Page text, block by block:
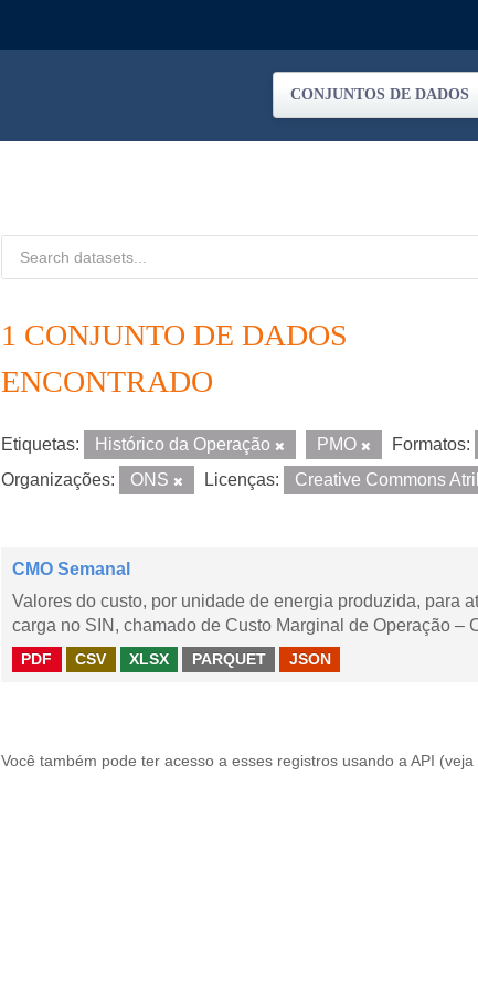
CONJUNTOS DE DADOS
1 CONJUNTO DE DADOS
ENCONTRADO
Etiquetas: Histórico da Operação PMO Formatos:
Organizações:
ONS Licenças: Creative Commons
CMO Semanal
Valores do custo, por unidade de energia produzida, para
carga no SIN, chamado de Custo Marginal de Operação –
PDF CSV XLSX PARQUET JSON
Você também pode ter acesso a esses registros usando a API (veja